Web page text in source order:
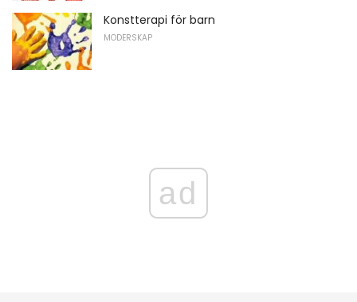
Konstterapi för barn
MODERSKAP
ad